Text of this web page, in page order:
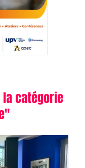
la catégorie
"